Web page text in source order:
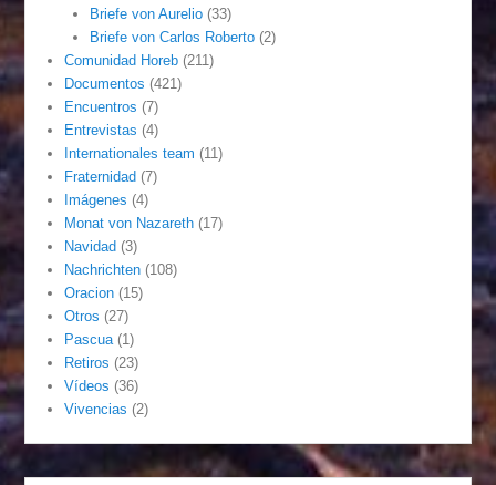
Briefe von Aurelio(33)
Briefe von Carlos Roberto(2)
Comunidad Horeb (211)
Documentos (421)
Encuentros (7)
Entrevistas (4)
Internationales team (11)
Fraternidad (7)
Imágenes (4)
Monat von Nazareth (17)
Navidad (3)
Nachrichten (108)
Oracion (15)
Otros (27)
Pascua (1)
Retiros (23)
Vídeos (36)
Vivencias (2)